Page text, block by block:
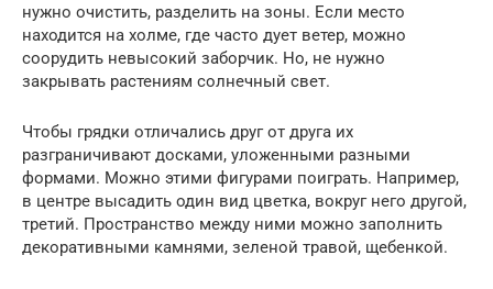
нужно очистить, разделить на зоны. Если место
находится на холме, где часто дует ветер, можно
соорудить невысокий заборчик. Но, не нужно
закрывать растениям солнечный свет.
Чтобы грядки отличались друг от друга их
разграничивают досками, уложенными разными
формами. Можно этими фигурами поиграть. Например,
в центре высадить один вид цветка, вокруг него другой,
третий. Пространство между ними можно заполнить
декоративными камнями, зеленой травой, щебенкой.